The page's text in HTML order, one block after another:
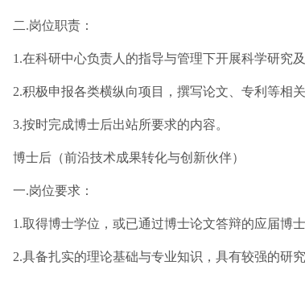
二.岗位职责：
1.在科研中心负责人的指导与管理下开展科学研究
2.积极申报各类横纵向项目，撰写论文、专利等相关
3.按时完成博士后出站所要求的内容。
博士后（前沿技术成果转化与创新伙伴）
一.岗位要求：
1.取得博士学位，或已通过博士论文答辩的应届博
2.具备扎实的理论基础与专业知识，具有较强的研